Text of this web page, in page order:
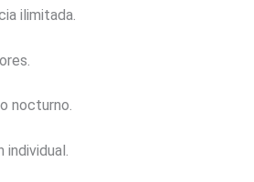
ilimitada.
nocturno.
individual.